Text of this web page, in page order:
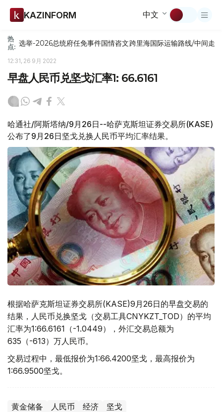
KAZINFORM 中文
热
点: 选举-2026总统府任免事件国情咨文跨里海国际运输路线/中间走廊
12:31, 26 9月 2022
早盘人民币兑坚戈汇率1: 66.6161
哈通社/阿斯塔纳/9月26日--哈萨克斯坦证券交易所(KASE)
公布了9月26日坚戈兑换人民币平均汇率结果。
根据哈萨克斯坦证券交易所(KASE)9月26日的早盘交易的
结果，人民币兑换坚戈（交易工具CNYKZT_TOD）的平均
汇率为1:66.6161（-1.0449），外汇交易总额为
635（-613）万人民币。
交易过程中，最低报价为1:66.4200坚戈，最高报价为
1:66.9500坚戈。
黄金储备 人民币 经济 坚戈